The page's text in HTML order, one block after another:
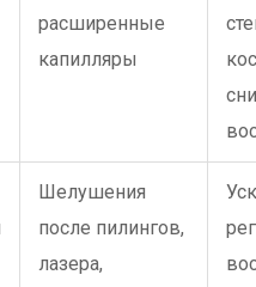
расширенные
капилляры
Шелушения
после пилингов,
лазера,